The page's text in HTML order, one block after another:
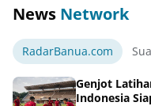
News Network
RadarBanua.com
Genjot
Indonesia